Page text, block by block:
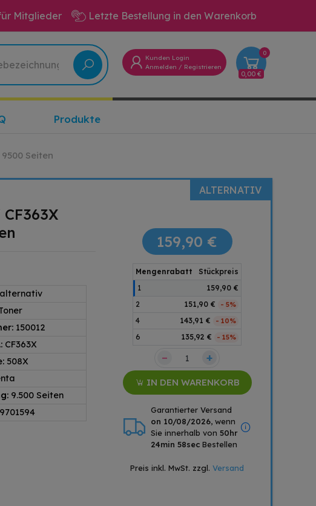
Mitglieder Letzte Bestellung in den Warenkorb
Kunden Login
Anmelden / Registrieren
0
0,00 €
Produkte
Seiten
ALTERNATIV
alternativ
150012
CF363X
508X
9.500 Seiten
159,90 €
Mengenrabatt
Stückpreis
1
159,90 €
2
151,90 € - 5%
4 143,91 € - 10%
6 135,92 € - 15%
– +
IN DEN WARENKORB
Garantierter Versand
on 10/08/2026, wenn
Sie innerhalb von 50hr
24min 58secBestellen
Preis inkl. MwSt. zzgl.Versand